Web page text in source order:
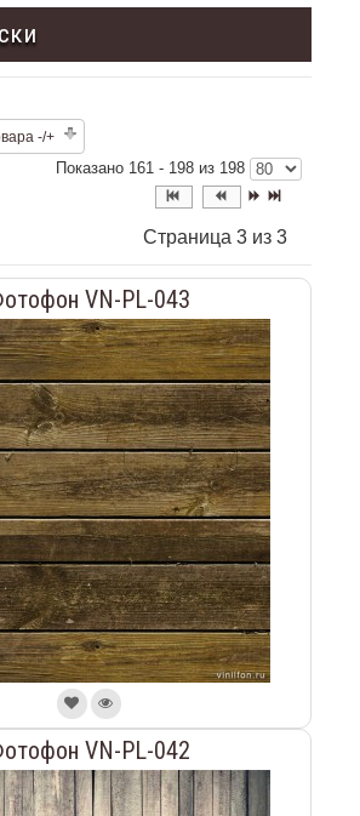
-/+
Показано 161 - 198 из 198
Страница 3 из 3
VN-PL-043
VN-PL-042